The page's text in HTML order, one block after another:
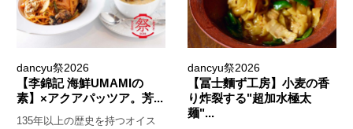
dancyu祭2026
【李錦記 海鮮UMAMIの
素】×アクアパッツア。芳...
135年以上の歴史を持つオイス
dancyu祭2026
【冨士麵ず工房】小麦の香
り炸裂する"超加水極太
麺"...